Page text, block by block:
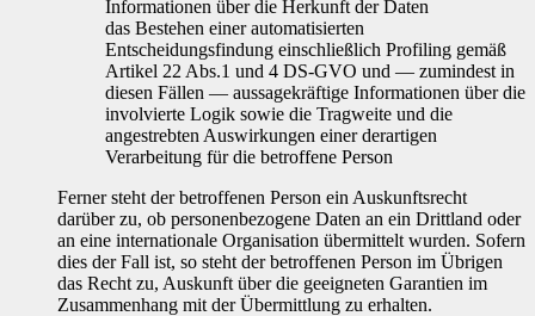
Informationen über die Herkunft der Daten
das Bestehen einer automatisierten
Entscheidungsfindung einschließlich Profiling gemäß
Artikel 22 Abs.1 und 4 DS-GVO und — zumindest in
diesen Fällen — aussagekräftige Informationen über die
involvierte Logik sowie die Tragweite und die
angestrebten Auswirkungen einer derartigen
Verarbeitung für die betroffene Person
Ferner steht der betroffenen Person ein Auskunftsrecht
darüber zu, ob personenbezogene Daten an ein Drittland oder
an eine internationale Organisation übermittelt wurden. Sofern
dies der Fall ist, so steht der betroffenen Person im Übrigen
das Recht zu, Auskunft über die geeigneten Garantien im
Zusammenhang mit der Übermittlung zu erhalten.